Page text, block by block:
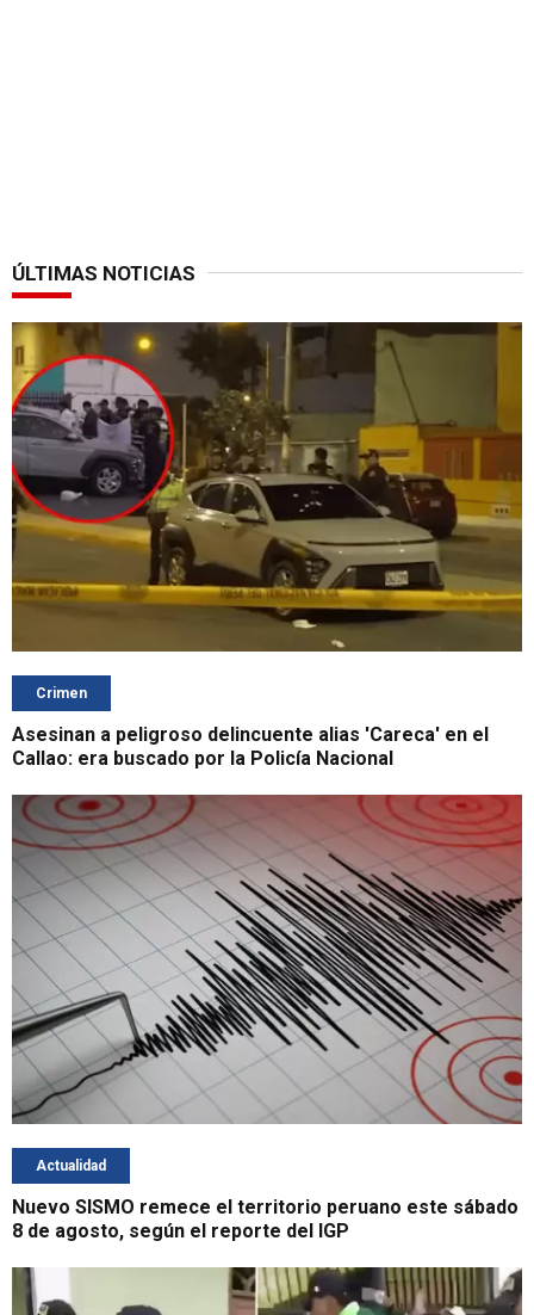
ÚLTIMAS NOTICIAS
Crimen
Asesinan a peligroso delincuente alias 'Careca' en el
Callao: era buscado por la Policía Nacional
Actualidad
Nuevo SISMO remece el territorio peruano este sábado
8 de agosto, según el reporte del IGP